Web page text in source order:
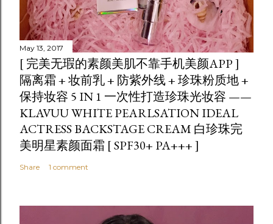
May 13, 2017
[ 完美无瑕的素颜美肌不靠手机美颜APP ]
隔离霜 + 妆前乳 + 防紫外线 + 珍珠粉质地 +
保持妆容 5 IN 1 一次性打造珍珠光妆容 ——
KLAVUU WHITE PEARLSATION IDEAL
ACTRESS BACKSTAGE CREAM 白珍珠完
美明星素颜面霜 [ SPF30+ PA+++ ]
Share 1 comment